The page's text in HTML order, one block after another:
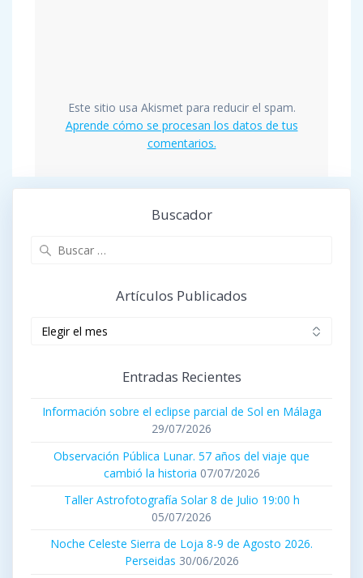
Este sitio usa Akismet para reducir el spam.
Aprende cómo se procesan los datos de tus
comentarios.
Buscador
Artículos Publicados
Entradas Recientes
Información sobre el eclipse parcial de Sol en Málaga
29/07/2026
Observación Pública Lunar. 57 años del viaje que
cambió la historia 07/07/2026
Taller Astrofotografía Solar 8 de Julio 19:00 h
05/07/2026
Noche Celeste Sierra de Loja 8-9 de Agosto 2026.
Perseidas 30/06/2026